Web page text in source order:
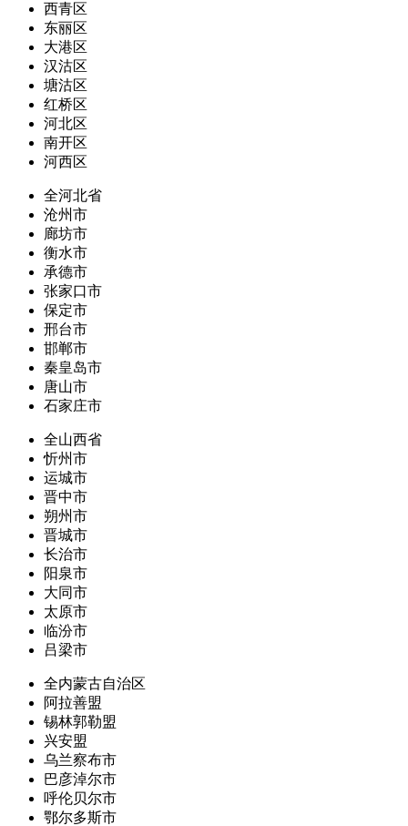
西青区
东丽区
大港区
汉沽区
塘沽区
红桥区
河北区
南开区
河西区
全河北省
沧州市
廊坊市
衡水市
承德市
张家口市
保定市
邢台市
邯郸市
秦皇岛市
唐山市
石家庄市
全山西省
忻州市
运城市
晋中市
朔州市
晋城市
长治市
阳泉市
大同市
太原市
临汾市
吕梁市
全内蒙古自治区
阿拉善盟
锡林郭勒盟
兴安盟
乌兰察布市
巴彦淖尔市
呼伦贝尔市
鄂尔多斯市